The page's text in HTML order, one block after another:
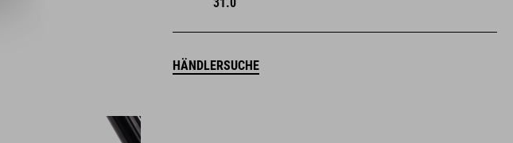
31.0
HÄNDLERSUCHE